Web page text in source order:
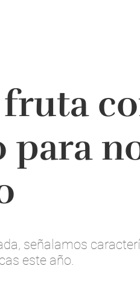
para
señalamos
este año.